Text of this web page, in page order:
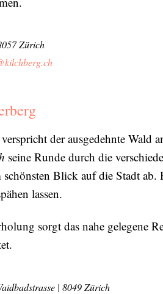
Zürich
der ausgedehnte Wald
seine Runde durch die
schönsten Blick auf die Stadt
lassen.
sorgt das nahe gelegene
| 8049 Zürich